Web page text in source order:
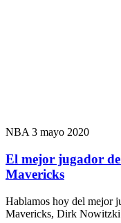
NBA 3 mayo 2020
El mejor jugador
Mavericks
Hablamos hoy del mejor
Mavericks, Dirk